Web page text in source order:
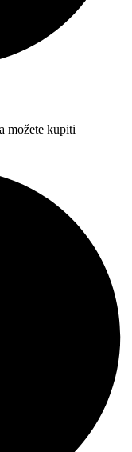
možete kupiti